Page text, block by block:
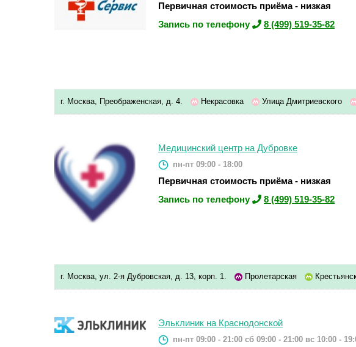
Первичная стоимость приёма - низкая
Запись по телефону
8 (499) 519-35-82
г. Москва, Преображенская, д. 4. Некрасовка Улица Дмитриевского
Медицинский центр на Дубровке
пн-пт 09:00 - 18:00
Первичная стоимость приёма - низкая
Запись по телефону
8 (499) 519-35-82
г. Москва, ул. 2-я Дубровская, д. 13, корп. 1. Пролетарская
Эльклиник на Краснодонской
пн-пт 09:00 - 21:00 сб 09:00 - 21:00 вс 10:00 -